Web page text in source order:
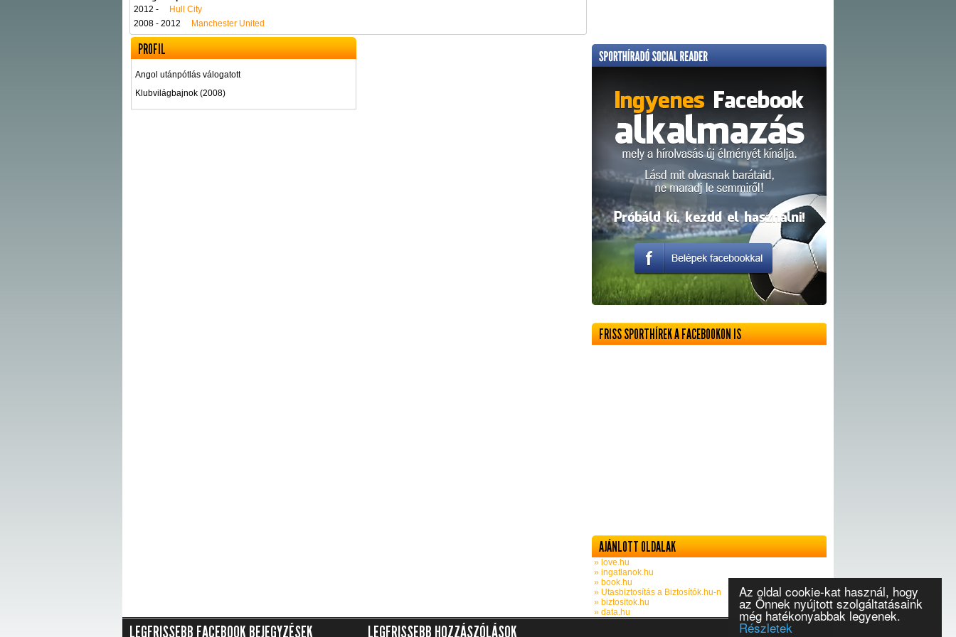
Az oldal cookie-kat használ, hogy
az Önnek nyújtott szolgáltatásaink
még hatékonyabbak legyenek.
Részletek
2012 -
Hull City
2008 - 2012
Manchester United
PROFIL
Angol utánpótlás válogatott
Klubvilágbajnok (2008)
FRISS SPORTHÍREK A FACEBOOKON IS
AJÁNLOTT OLDALAK
» love.hu
» ingatlanok.hu
» book.hu
» Utasbiztosítás a Biztosítók.hu-n
» biztositok.hu
» data.hu
LEGFRISSEBB FACEBOOK BEJEGYZÉSEK LEGFRISSEBB HOZZÁSZÓLÁSOK